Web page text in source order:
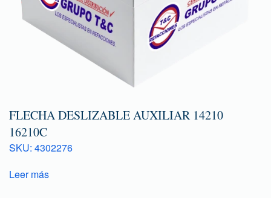
FLECHA DESLIZABLE AUXILIAR 14210
16210C
SKU: 4302276
Leer más